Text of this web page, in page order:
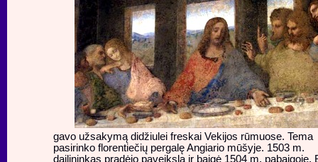
gavo užsakymą didžiulei freskai Vekijos rūmuose. Tema
pasirinko florentiečių pergalę Angiario mūšyje. 1503 m.
dailininkas pradėjo paveikslą ir baigė 1504 m. pabaigoje.